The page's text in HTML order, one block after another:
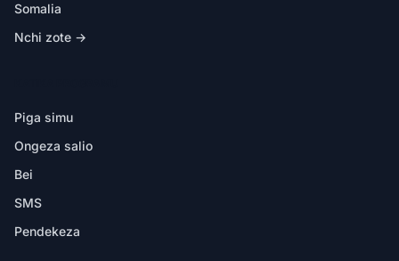
Somalia
Nchi zote →
Piga simu
Ongeza salio
Bei
SMS
Pendekeza